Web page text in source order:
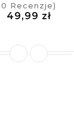
0 Recenzje)
49,99 złCena